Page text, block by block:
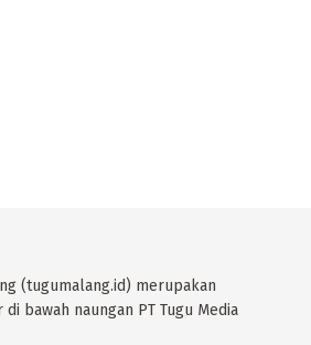
(tugumalang.id) merupakan
bawah naungan PT Tugu Media